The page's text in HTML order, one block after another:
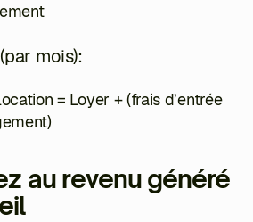
mois):
= Loyer + (frais d’entrée
au revenu généré